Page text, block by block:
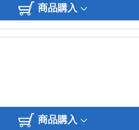
商品購入
商品購入